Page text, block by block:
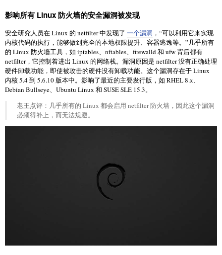
影响所有 Linux 防火墙的安全漏洞被发现
安全研究人员在 Linux 的 netfilter 中发现了 一个漏洞 ，“可以利用它来实现
内核代码的执行，能够做到完全的本地权限提升、容器逃逸等。”几乎所有
的 Linux 防火墙工具，如 iptables、nftables、firewalld 和 ufw 背后都有
netfilter，它控制着进出 Linux 的网络栈。漏洞原因是 netfilter 没有正确处理
硬件卸载功能，即使被攻击的硬件没有卸载功能。这个漏洞存在于 Linux
内核 5.4 到 5.6.10 版本中。影响了最近的主要发行版，如 RHEL 8.x、
Debian Bullseye、Ubuntu Linux 和 SUSE SLE 15.3。
老王点评：几乎所有的 Linux 都会启用 netfilter 防火墙，因此这个漏洞
必须得补上，而无法规避。